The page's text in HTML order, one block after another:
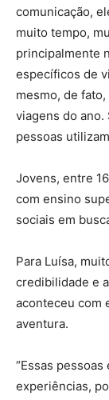
comunicação,
muito tempo,
principalmente
específicos de
mesmo, de
viagens do ano.
pessoas
Jovens, entre
com ensino
sociais em
Para Luísa,
credibilidade e
aconteceu com
aventura.
“Essas
experiências,